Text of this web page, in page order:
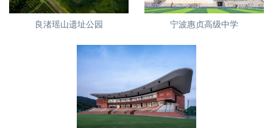
良渚瑶山遗址公园 宁波惠贞高级中学